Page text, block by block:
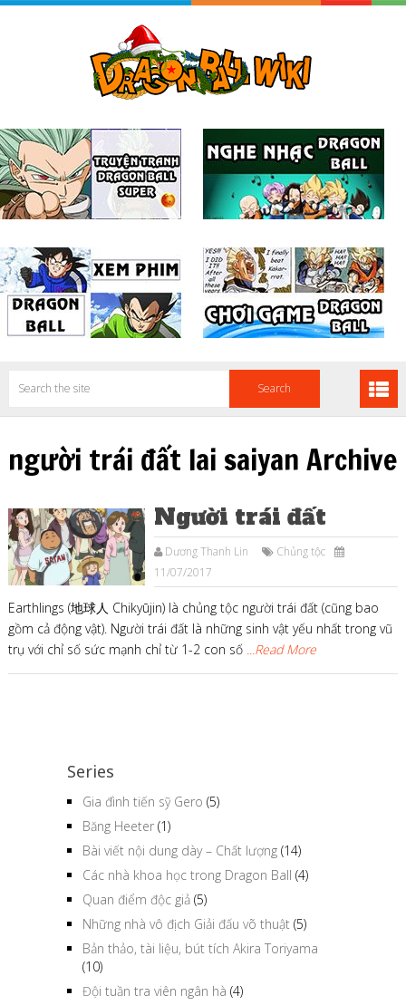
người trái đất lai saiyan Archive
Người trái đất
Dương Thanh Lin
Chủng tộc
11/07/2017
Earthlings (地球人 Chikyūjin) là chủng tộc người trái đất (cũng bao
gồm cả động vật). Người trái đất là những sinh vật yếu nhất trong vũ
trụ với chỉ số sức mạnh chỉ từ 1-2 con số ...Read More
Series
Gia đình tiến sỹ Gero (5)
Băng Heeter (1)
Bài viết nội dung dày – Chất lượng (14)
Các nhà khoa học trong Dragon Ball (4)
Quan điểm độc giả (5)
Những nhà vô địch Giải đấu võ thuật (5)
Bản thảo, tài liệu, bút tích Akira Toriyama
(10)
Đội tuần tra viên ngân hà (4)